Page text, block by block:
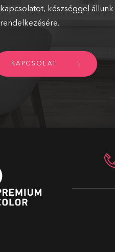
kapcsolatot, készséggel állunk
rendelkezésére.
KAPCSOLAT